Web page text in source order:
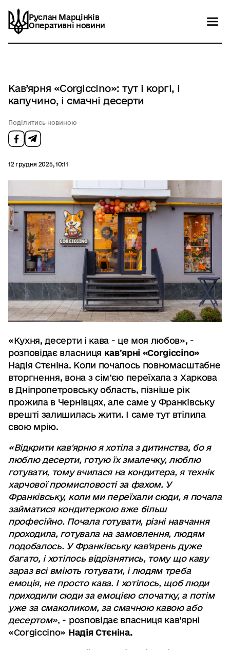
Руслан Марцінків
Оперативні новини
Руслан Марцінків
Оперативні новини
Кав’ярня «Corgiccino»: тут і коргі, і
капучино, і смачні десерти
Поділитись новиною
12 грудня 2025, 10:11
«Кухня, десерти і кава - це моя любов», -
розповідає власниця кавʼярні «Corgiccino»
Надія Стєніна. Коли почалось повномасштабне
вторгнення, вона з сім’єю переїхала з Харкова
в Дніпропетровську область, пізніше рік
прожила в Чернівцях, але саме у Франківську
врешті залишилась жити. І саме тут втілила
свою мрію.
«Відкрити кав'ярню я хотіла з дитинства, бо я
люблю десерти, готую їх змалечку, люблю
готувати, тому вчилася на кондитера, я технік
харчової промисловості за фахом. У
Франківську, коли ми переїхали сюди, я почала
займатися кондитеркою вже більш
професійно. Почала готувати, різні навчання
проходила, готувала на замовлення, людям
подобалось. У Франківську кав'ярень дуже
багато, і хотілось відрізнятись, тому що каву
зараз всі вміють готувати, і людям треба
емоція, не просто кава. І хотілось, щоб люди
приходили сюди за емоцією спочатку, а потім
уже за смаколиком, за смачною кавою або
десертом», - розповідає власниця кав’ярні
«Corgiccino» Надія Стєніна.